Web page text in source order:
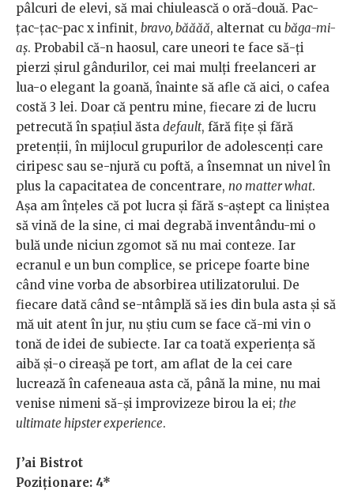
pâlcuri de elevi, să mai chiulească o oră-două. Pac-
țac-țac-pac x infinit, bravo, băăăă, alternat cu băga-mi-
aș. Probabil că-n haosul, care uneori te face să-ți
pierzi șirul gândurilor, cei mai mulți freelanceri ar
lua-o elegant la goană, înainte să afle că aici, o cafea
costă 3 lei. Doar că pentru mine, fiecare zi de lucru
petrecută în spațiul ăsta default, fără fițe și fără
pretenții, în mijlocul grupurilor de adolescenți care
ciripesc sau se-njură cu poftă, a însemnat un nivel în
plus la capacitatea de concentrare, no matter what.
Așa am înțeles că pot lucra și fără s-aștept ca liniștea
să vină de la sine, ci mai degrabă inventându-mi o
bulă unde niciun zgomot să nu mai conteze. Iar
ecranul e un bun complice, se pricepe foarte bine
când vine vorba de absorbirea utilizatorului. De
fiecare dată când se-ntâmplă să ies din bula asta și să
mă uit atent în jur, nu știu cum se face că-mi vin o
tonă de idei de subiecte. Iar ca toată experiența să
aibă și-o cireașă pe tort, am aflat de la cei care
lucrează în cafeneaua asta că, până la mine, nu mai
venise nimeni să-și improvizeze birou la ei; the
ultimate hipster experience.
J’ai Bistrot
Poziționare: 4*